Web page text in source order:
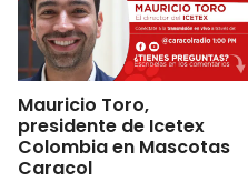
Mauricio Toro,
presidente de Icetex
Colombia en Mascotas
Caracol